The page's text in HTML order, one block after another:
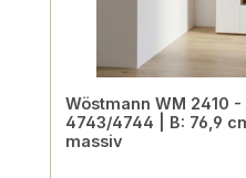
Wöstmann WM 2410
4743/4744 | B: 76,9
massiv